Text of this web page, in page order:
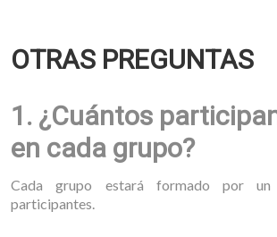
OTRAS PREGUNTAS
1. ¿Cuántos
en cada grupo?
Cada grupo estará formado por
participantes.